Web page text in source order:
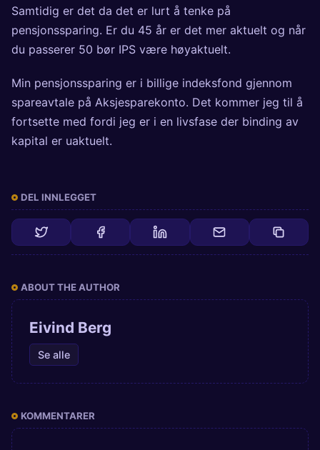
Samtidig er det da det er lurt å tenke på
pensjonssparing. Er du 45 år er det mer aktuelt og når
du passerer 50 bør IPS være høyaktuelt.
Min pensjonssparing er i billige indeksfond gjennom
spareavtale på Aksjesparekonto. Det kommer jeg til å
fortsette med fordi jeg er i en livsfase der binding av
kapital er uaktuelt.
DEL INNLEGGET
ABOUT THE AUTHOR
Eivind Berg
Se alle
KOMMENTARER